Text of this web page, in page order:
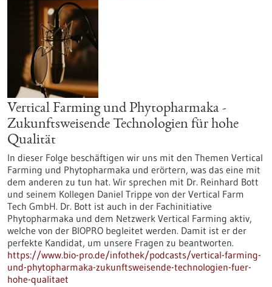
Vertical Farming und Phytopharmaka -
Zukunftsweisende Technologien für hohe
Qualität
In dieser Folge beschäftigen wir uns mit den Themen Vertical
Farming und Phytopharmaka und erörtern, was das eine mit
dem anderen zu tun hat. Wir sprechen mit Dr. Reinhard Bott
und seinem Kollegen Daniel Trippe von der Vertical Farm
Tech GmbH. Dr. Bott ist auch in der Fachinitiative
Phytopharmaka und dem Netzwerk Vertical Farming aktiv,
welche von der BIOPRO begleitet werden. Damit ist er der
perfekte Kandidat, um unsere Fragen zu beantworten.
https://www.bio-pro.de/infothek/podcasts/vertical-farming-
und-phytopharmaka-zukunftsweisende-technologien-fuer-
hohe-qualitaet